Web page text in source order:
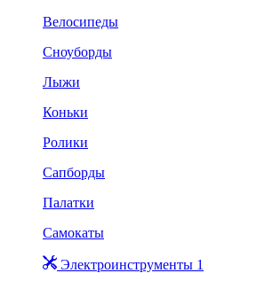
Велосипеды
Сноуборды
Лыжи
Коньки
Ролики
Сапборды
Палатки
Самокаты
Электроинструменты 1